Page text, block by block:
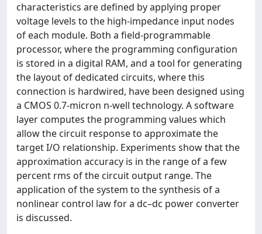
characteristics are deﬁned by applying proper
voltage levels to the high-impedance input nodes
of each module. Both a ﬁeld-programmable
processor, where the programming conﬁguration
is stored in a digital RAM, and a tool for generating
the layout of dedicated circuits, where this
connection is hardwired, have been designed using
a CMOS 0.7-micron n-well technology. A software
layer computes the programming values which
allow the circuit response to approximate the
target I/O relationship. Experiments show that the
approximation accuracy is in the range of a few
percent rms of the circuit output range. The
application of the system to the synthesis of a
nonlinear control law for a dc–dc power converter
is discussed.